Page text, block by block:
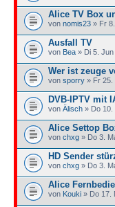
Alice TV Box
von nomis23 » Fr
Ausfall TV
von Bea » Di 5.
Wer ist zeuge
von sporry » Fr 25.
DVB-IPTV mit
von Älisch » Do 10.
Alice Settop
von chxg » Do 3.
HD Sender
von chxg » Do 3.
Alice
von Kouki » Do 17.